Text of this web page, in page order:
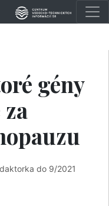
gény
do 9/2021